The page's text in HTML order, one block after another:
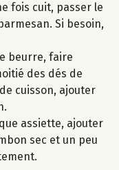
fois cuit, passer le
Si besoin,
beurre, faire
des dés de
cuisson, ajouter
assiette, ajouter
sec et un peu